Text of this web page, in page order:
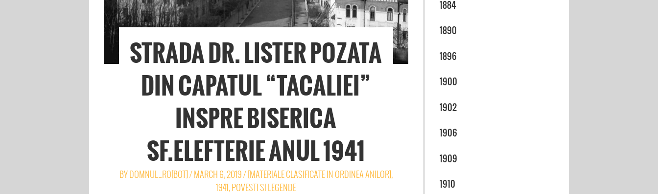
STRADA DR. LISTER POZATA
DIN CAPATUL “TACALIEI”
INSPRE BISERICA
SF.ELEFTERIE ANUL 1941
BYDOMNUL_RO[BOT]/MARCH 6, 2019/[MATERIALE CLASIFICATE IN ORDINEA ANILOR],
1941,POVESTI SI LEGENDE
1884
1890
1896
1900
1902
1906
1909
1910